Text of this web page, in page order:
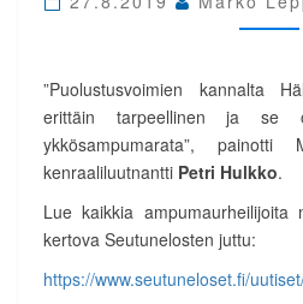
”Puolustusvoimien kannalta
erittäin tarpeellinen ja se
ykkösampumarata”, painotti
kenraaliluutnantti Petri Hulkko.
Lue kaikkia ampumaurheilijoita
kertova Seutunelosten juttu:
https://www.seutuneloset.fi/